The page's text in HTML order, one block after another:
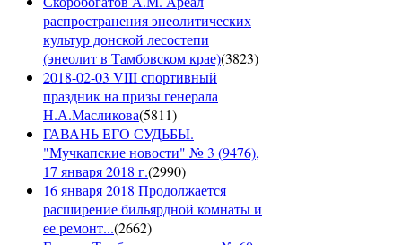
распространения энеолитических
культур донской лесостепи
(энеолит в Тамбовском крае)(3823)
2018-02-03 VIII спортивный
праздник на призы генерала
Н.А.Масликова(5811)
ГАВАНЬ ЕГО СУДЬБЫ.
"Мучкапские новости" № 3 (9476),
17 января 2018 г.(2990)
16 января 2018 Продолжается
расширение бильярдной комнаты и
ее ремонт...(2662)